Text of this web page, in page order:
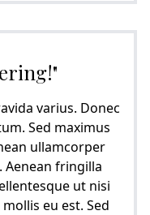
varius. Donec
Sed maximus
ullamcorper
Aenean fringilla
ut nisi
eu est. Sed